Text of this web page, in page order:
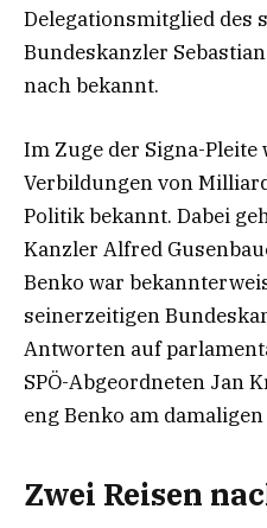
Delegationsmitglied des
Bundeskanzler
nach bekannt.
Im Zuge der Signa-Pleite
Verbildungen von
Politik bekannt. Dabei
Kanzler Alfred
Benko war
seinerzeitigen
Antworten auf
SPÖ-Abgeordneten Jan
eng Benko am
Zwei Reisen